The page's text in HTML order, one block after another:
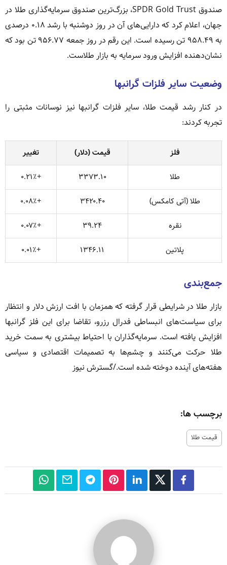
صندوق SPDR Gold Trust، بزرگ‌ترین صندوق سرمایه‌گذاری طلا در
جهان، اعلام کرد که دارایی‌های آن در روز دوشنبه با رشد ۰.۱۸ درصدی
به ۹۵۸.۴۹ تن رسیده است. این رقم در روز جمعه ۹۵۶.۷۷ تن بود که
نشان‌دهنده افزایش ورود سرمایه به بازار طلاست.
وضعیت سایر فلزات گرانبها
در کنار رشد قیمت طلا، سایر فلزات گرانبها نیز نوسانات مثبتی را
تجربه کردند:
فلز قیمت (دلار)
تغییر
طلا
۳۳۷۳.۱۰
+۰.۲۱٪
طلا (آتی کامکس)
۳۴۲۰.۴۰
+۰.۰۸٪
نقره
۳۹.۲۴
+۰.۰۷٪
پلاتین
۱۳۴۶.۱۱ +۰.۰۱٪
جمع‌بندی
بازار طلا در شرایطی قرار گرفته که همزمان با افت ارزش دلار و انتظار
برای سیاست‌های انبساطی فدرال رزرو، تقاضا برای این فلز گرانبها
افزایش یافته است. سرمایه‌گذاران با احتیاط بیشتری به سمت خرید
طلا حرکت می‌کنند و چشم‌ها به تصمیمات اقتصادی و سیاسی
هفته‌های آینده دوخته شده است./گسترش نیوز
برچسب ها:
قیمت طلا